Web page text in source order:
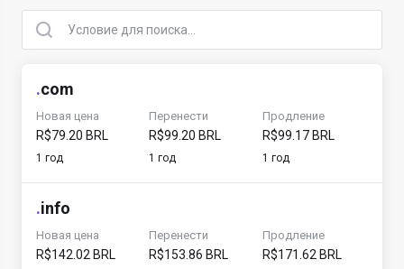
.com
Новая цена
R$79.20 BRL
1 год
Перенести
R$99.20 BRL
1 год
Продление
R$99.17 BRL
1 год
.info
Новая цена
R$142.02 BRL
Перенести
R$153.86 BRL
Продление
R$171.62 BRL